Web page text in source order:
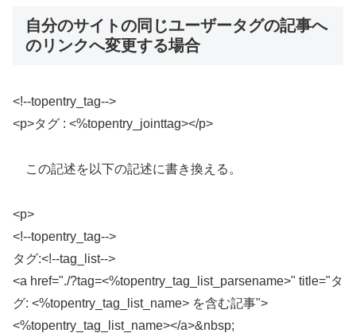
自分のサイトの同じユーザータグの記事へ
のリンクへ変更する場合
<!--topentry_tag-->
<p>タグ : <%topentry_jointtag></p>
この記述を以下の記述に書き換える。
<p>
<!--topentry_tag-->
タグ:<!--tag_list-->
<a href="./?tag=<%topentry_tag_list_parsename>" title="タ
グ: <%topentry_tag_list_name> を含む記事">
<%topentry_tag_list_name></a>&nbsp;